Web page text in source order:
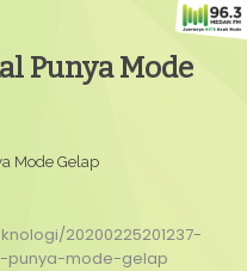
Punya Mode
Mode Gelap
20200225201237-
punya-mode-gelap